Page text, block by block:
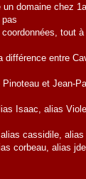
un domaine chez
tout
différence entre
et Jean-
Isaac, alias
cassidile,
corbeau, alias